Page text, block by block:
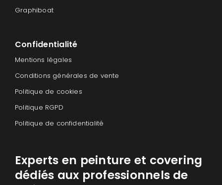
Graphiboat
Confidentialité
Mentions légales
Conditions générales de vente
Politique de cookies
Politique RGPD
Politique de confidentialité
Experts en peinture et covering
dédiés aux professionnels de